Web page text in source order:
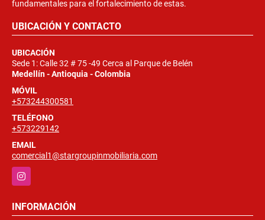
fundamentales para el fortalecimiento de estas.
UBICACIÓN Y CONTACTO
UBICACIÓN
Sede 1: Calle 32 # 75 -49 Cerca al Parque de Belén
Medellín - Antioquia - Colombia
MÓVIL
+573244300581
TELÉFONO
+573229142
EMAIL
comercial1@stargroupinmobiliaria.com
Instagram
INFORMACIÓN